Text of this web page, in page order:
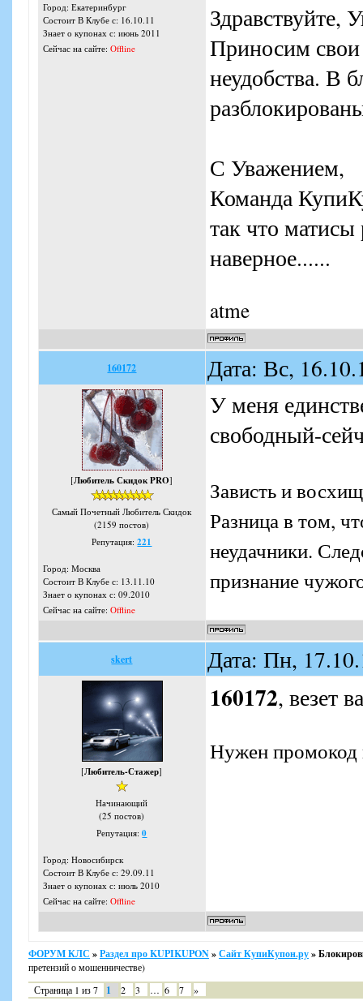
Город: Екатеринбург
Состоит В Клубе с: 16.10.11
Знает о купонах с: июнь 2011
Сейчас на сайте: Offline
Здравствуйте,
Приносим свои
неудобства. В
С Уважением,
Команда
так что матисы
наверное......
atme
160172 Дата: Вс,
[Любитель Скидок PRO]
Самый Почетный Любитель Скидок
(2159 постов)
Репутация:221
Город: Москва
Состоит В Клубе с: 13.11.10
Знает о купонах с: 09.2010
Сейчас на сайте: Offline
У меня
свободный-
Зависть и
Разница в том,
неудачники.
признание
skert Дата: Пн,
[Любитель-Стажер]
Начинающий
(25 постов)
Репутация:0
Город: Новосибирск
Состоит В Клубе с: 29.09.11
Знает о купонах с: июль 2010
Сейчас на сайте: Offline
160172, везет
Нужен промокод
ФОРУМ КЛС »Раздел про KUPIKUPON»Сайт КупиКупон.ру»
претензий о мошенничестве)
Страница 1 из7 1 2 3 … 6 7 »